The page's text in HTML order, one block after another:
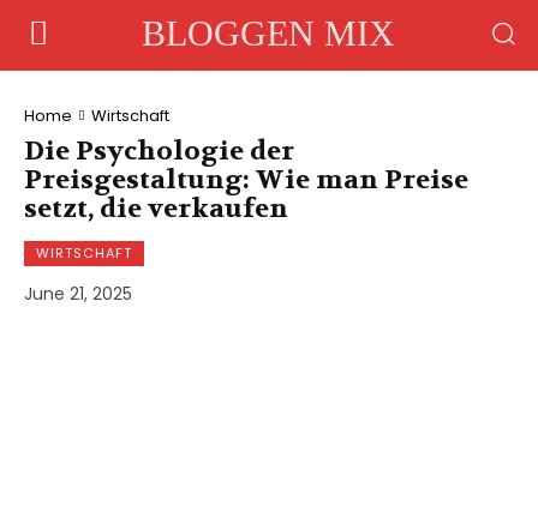
BLOGGEN MIX
Home Wirtschaft
Die Psychologie der
Preisgestaltung: Wie man Preise
setzt, die verkaufen
WIRTSCHAFT
June 21, 2025